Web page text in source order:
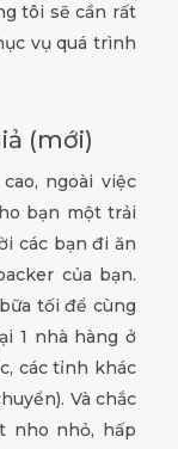
tôi sẽ cần rất
vụ quá trình
(mới)
ngoài việc
bạn một trải
các bạn đi ăn
của bạn.
tối để cùng
1 nhà hàng ở
các tỉnh khác
Và chắc
nho nhỏ, hấp